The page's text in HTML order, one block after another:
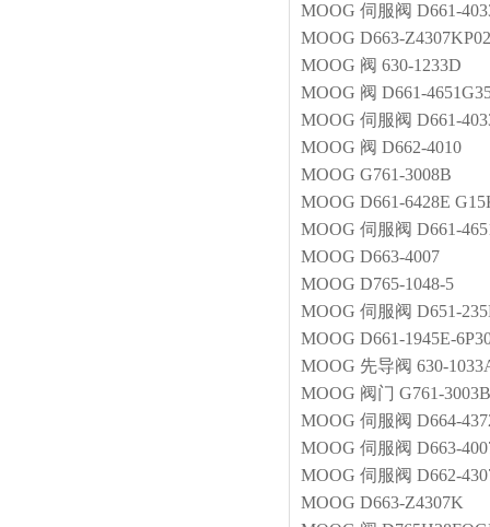
MOOG 伺服阀 D661-
MOOG D663-
MOOG 阀 630-1233D
MOOG 阀 D661-
MOOG 伺服阀 D661-
MOOG 阀 D662-4010
MOOG G761-3008B
MOOG D661-6428E
MOOG 伺服阀 D661-
MOOG D663-4007
MOOG D765-1048-5
MOOG 伺服阀 D651-
MOOG D661-1945E-
MOOG 先导阀 630-
MOOG 阀门 G761-
MOOG 伺服阀 D664-
MOOG 伺服阀 D663-
MOOG 伺服阀 D662-
MOOG D663-Z4307K